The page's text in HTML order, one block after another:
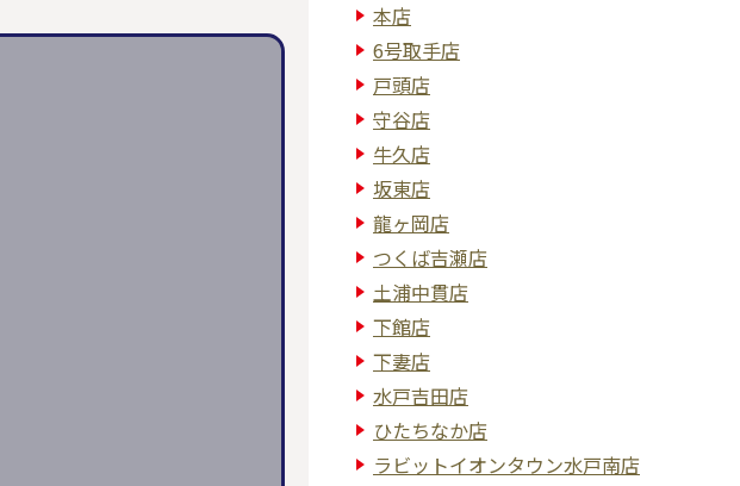
本店
6号取手店
戸頭店
守谷店
牛久店
坂東店
龍ヶ岡店
つくば吉瀬店
土浦中貫店
下館店
下妻店
水戸吉田店
ひたちなか店
ラビットイオンタウン水戸南店